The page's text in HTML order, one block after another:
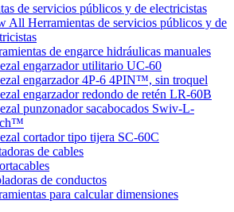
de servicios públicos y de electricistas
All Herramientas de servicios públicos y de
de engarce hidráulicas manuales
engarzador utilitario UC-60
engarzador 4P-6 4PIN™, sin troquel
engarzador redondo de retén LR-60B
punzonador sacabocados Swiv-L-
cortador tipo tijera SC-60C
de cables
de conductos
para calcular dimensiones